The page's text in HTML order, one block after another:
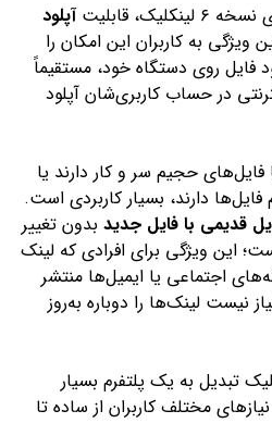
قابلیت
آپلود
ویژگی به کاربران این امکان را
فایل روی دستگاه خود، مستقیماً
در حساب کاربری‌شان آپلود
حجیم سر و کار دارند یا
فایل‌ها دارند، بسیار کاربردی است.
قدیمی با فایل جدید بدون تغییر
این ویژگی برای افرادی که لینک
اجتماعی یا ایمیل‌ها منتشر
نیست لینک‌ها را دوباره به‌روز
تبدیل به یک پلتفرم بسیار
مختلف کاربران از ساده تا